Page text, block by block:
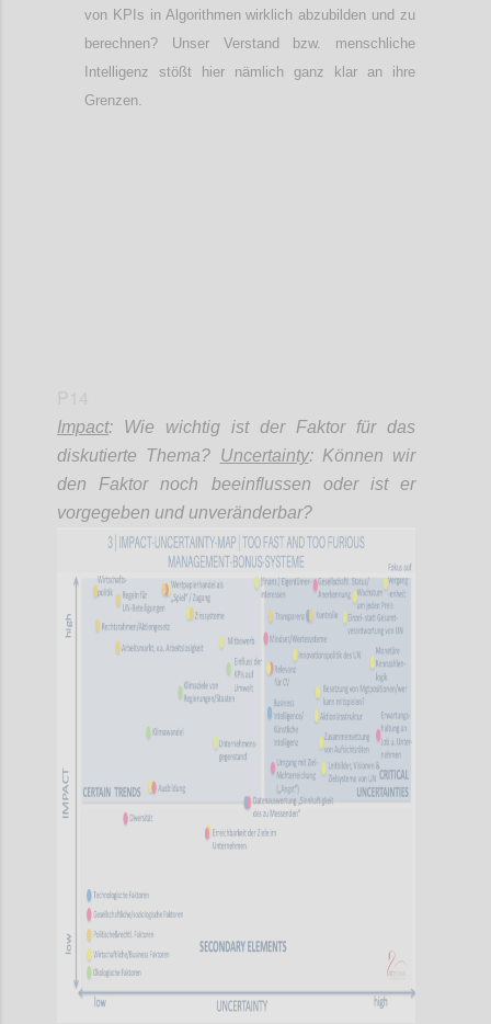
von KPIs in Algorithmen wirklich abzubilden und zu
berechnen? Unser Verstand bzw. menschliche
Intelligenz stößt hier nämlich ganz klar an ihre
Grenzen.
Impact: Wie wichtig ist der Faktor für das
diskutierte Thema? Uncertainty: Können wir
den Faktor noch beeinflussen oder ist er
vorgegeben und unveränderbar?